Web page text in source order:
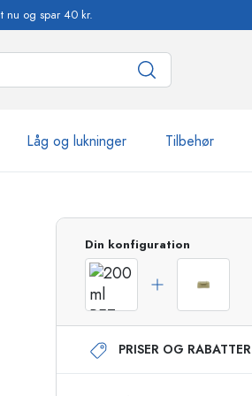
nu og spar 40 kr.
Låg og lukninger Tilbehør
Airless-dispensere
Roll-on flasker
Din konfiguration
PRISER OG RABATTER